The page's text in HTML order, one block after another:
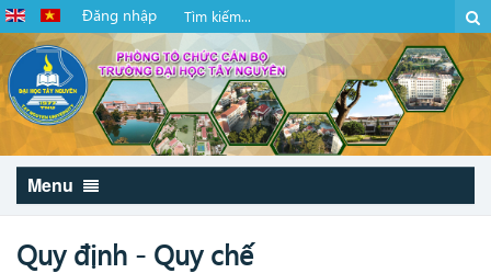
Đăng nhập
Menu
Quy định - Quy chế